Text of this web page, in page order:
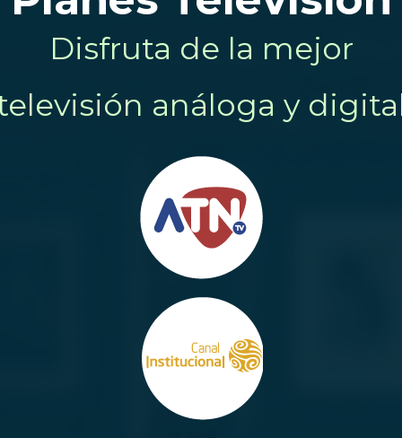
Disfruta de la mejor
análoga y